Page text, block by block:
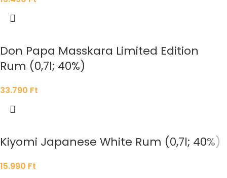
Don Papa Masskara Limited Edition
Rum (0,7l; 40%)
33.790 Ft
Kiyomi Japanese White Rum (0,7l; 40%)
15.990 Ft